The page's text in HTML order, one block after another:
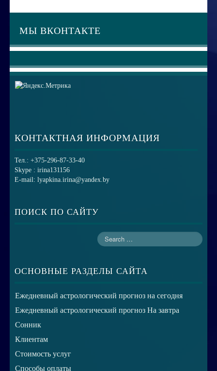
МЫ ВКОНТАКТЕ
КОНТАКТНАЯ ИНФОРМАЦИЯ
Тел.: +375-296-87-33-40
Skype : irina131156
E-mail: lyapkina.irina@yandex.by
ПОИСК ПО САЙТУ
ОСНОВНЫЕ РАЗДЕЛЫ САЙТА
Ежедневный астрологический прогноз на сегодня
Ежедневный астрологический прогноз На завтра
Сонник
Клиентам
Стоимость услуг
Способы оплаты